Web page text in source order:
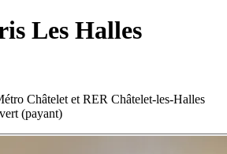
Les Halles
Châtelet et RER Châtelet-les-Halles
(payant)